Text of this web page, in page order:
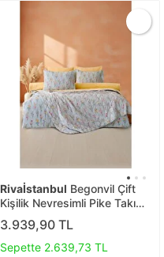
Rivaİstanbul Begonvil Çift
Kişilik Nevresimli Pike Takımı
- 7 Parça Çeyiz Seti
3.939,90 TL
Sepette 2.639,73 TL